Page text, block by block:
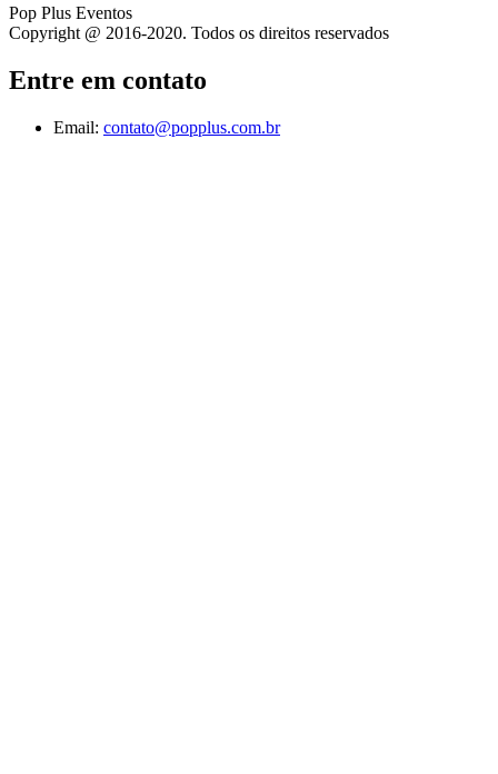
Pop Plus Eventos
Copyright @ 2016-2020. Todos os direitos reservados
Entre em contato
Email: contato@popplus.com.br